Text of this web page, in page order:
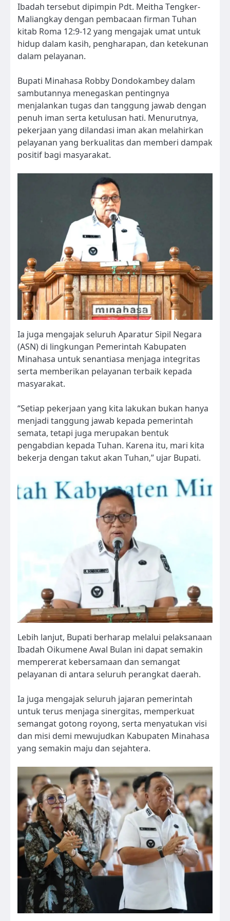
Ibadah tersebut dipimpin Pdt. Meitha Tengker-
Maliangkay dengan pembacaan firman Tuhan
kitab Roma 12:9-12 yang mengajak umat untuk
hidup dalam kasih, pengharapan, dan ketekunan
dalam pelayanan.
Bupati Minahasa Robby Dondokambey dalam
sambutannya menegaskan pentingnya
menjalankan tugas dan tanggung jawab dengan
penuh iman serta ketulusan hati. Menurutnya,
pekerjaan yang dilandasi iman akan melahirkan
pelayanan yang berkualitas dan memberi dampak
positif bagi masyarakat.
Ia juga mengajak seluruh Aparatur Sipil Negara
(ASN) di lingkungan Pemerintah Kabupaten
Minahasa untuk senantiasa menjaga integritas
serta memberikan pelayanan terbaik kepada
masyarakat.
“Setiap pekerjaan yang kita lakukan bukan hanya
menjadi tanggung jawab kepada pemerintah
semata, tetapi juga merupakan bentuk
pengabdian kepada Tuhan. Karena itu, mari kita
bekerja dengan takut akan Tuhan,” ujar Bupati.
Lebih lanjut, Bupati berharap melalui pelaksanaan
Ibadah Oikumene Awal Bulan ini dapat semakin
mempererat kebersamaan dan semangat
pelayanan di antara seluruh perangkat daerah.
Ia juga mengajak seluruh jajaran pemerintah
untuk terus menjaga sinergitas, memperkuat
semangat gotong royong, serta menyatukan visi
dan misi demi mewujudkan Kabupaten Minahasa
yang semakin maju dan sejahtera.